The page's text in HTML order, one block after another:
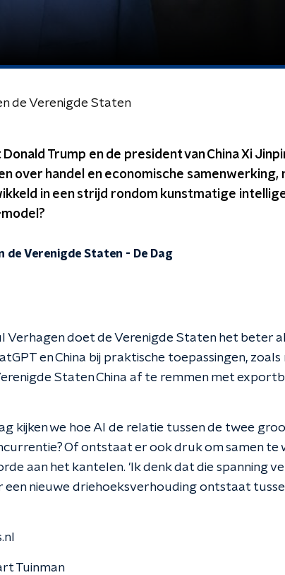
de Verenigde Staten
Trump en de president van China Xi
over handel en economische samenwerking,
in een strijd rondom kunstmatige
de Verenigde Staten - De Dag
Verhagen doet de Verenigde Staten het beter
en China bij praktische toepassingen,
Staten China af te remmen met
kijken we hoe AI de relatie tussen de twee
Of ontstaat er ook druk om samen te
aan het kantelen. 'Ik denk dat die spanning
een nieuwe driehoeksverhouding ontstaat
Tuinman